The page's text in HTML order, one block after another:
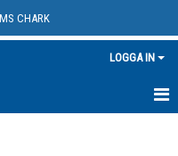
CHARK
LOGGA IN